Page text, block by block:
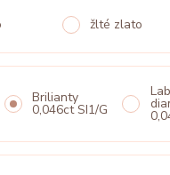
žlté zlato
Brilianty
0,046ct SI1/G